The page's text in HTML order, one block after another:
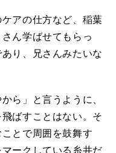
アの仕方など、稲葉
ん学ばせてもらっ
り、兄さんみたいな
ら」と言うように、
ばすことはない。そ
とで周囲を鼓舞す
ークしている糸井だ